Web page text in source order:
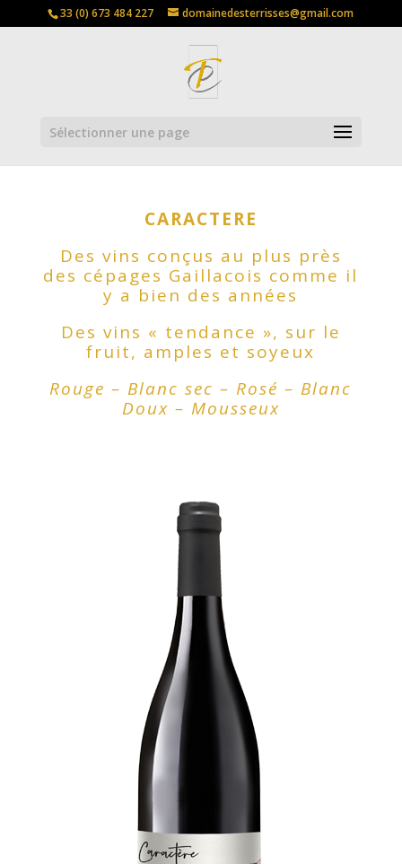
33 (0) 673 484 227 domainedesterrisses@gmail.com
Sélectionner une page
CARACTERE
Des vins conçus au plus près
des cépages Gaillacois comme il
y a bien des années
Des vins « tendance », sur le
fruit, amples et soyeux
Rouge – Blanc sec – Rosé – Blanc
Doux – Mousseux